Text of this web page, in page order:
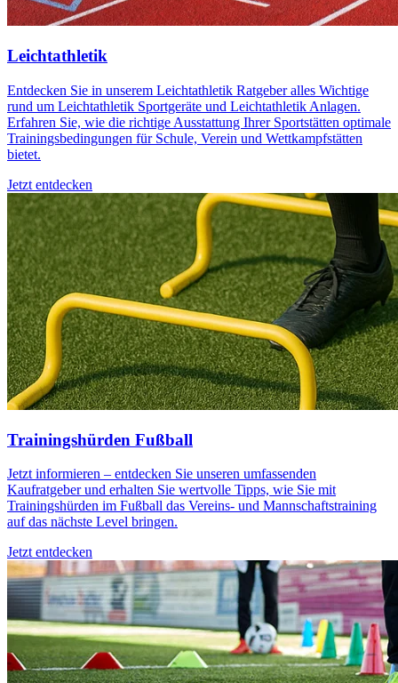
Leichtathletik
Entdecken Sie in unserem Leichtathletik Ratgeber alles Wichtige
rund um Leichtathletik Sportgeräte und Leichtathletik Anlagen.
Erfahren Sie, wie die richtige Ausstattung Ihrer Sportstätten optimale
Trainingsbedingungen für Schule, Verein und Wettkampfstätten
bietet.
Jetzt entdecken
Trainingshürden Fußball
Jetzt informieren – entdecken Sie unseren umfassenden
Kaufratgeber und erhalten Sie wertvolle Tipps, wie Sie mit
Trainingshürden im Fußball das Vereins- und Mannschaftstraining
auf das nächste Level bringen.
Jetzt entdecken